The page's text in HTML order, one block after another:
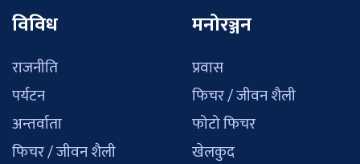
विविध
राजनीति
पर्यटन
अन्तर्वाता
फिचर / जीवन शैली
मनोरञ्जन
प्रवास
फिचर / जीवन शैली
फोटो फिचर
खेलकुद